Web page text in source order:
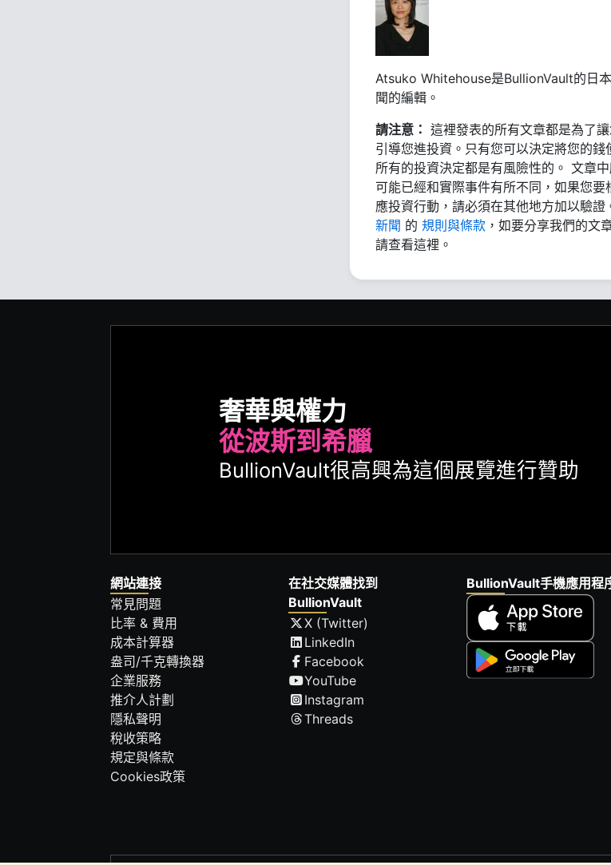
Atsuko Whitehouse是BullionVault的日
聞的編輯。
請注意： 這裡發表的所有文章都是為了
引導您進投資。只有您可以決定將您的
所有的投資決定都是有風險性的。 文章
可能已經和實際事件有所不同，如果您要
應投資行動，請必須在其他地方加以驗證
新聞 的 規則與條款 ，如要分享我們的文
請查看這裡。
奢華與權力
從波斯到希臘
BullionVault很高興為這個展覽進行贊助
網站連接
常見問題
比率 & 費用
成本計算器
盎司/千克轉換器
企業服務
推介人計劃
隱私聲明
稅收策略
規定與條款
Cookies政策
在社交媒體找到
BullionVault
X (Twitter)
LinkedIn
Facebook
YouTube
Instagram
Threads
BullionVault手機應用程